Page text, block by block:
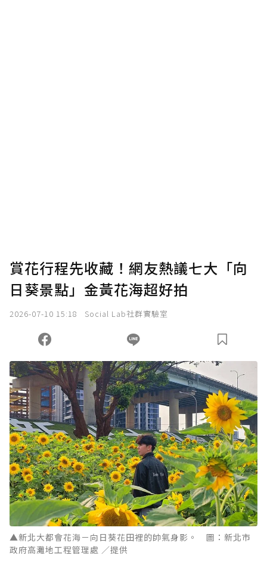
賞花行程先收藏！網友熱議七大「向
日葵景點」金黃花海超好拍
2026-07-10 15:18 Social Lab社群實驗室
▲新北大都會花海－向日葵花田裡的帥氣身影。 圖：新北市
政府高灘地工程管理處 ／提供